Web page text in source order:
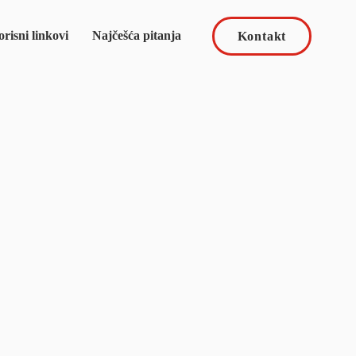
linkovi Najčešća pitanja Kontakt